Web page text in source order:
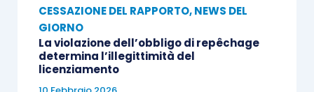
CESSAZIONE DEL RAPPORTO,NEWS DEL
GIORNO
La violazione dell’obbligo di repêchage
determina l’illegittimità del
licenziamento